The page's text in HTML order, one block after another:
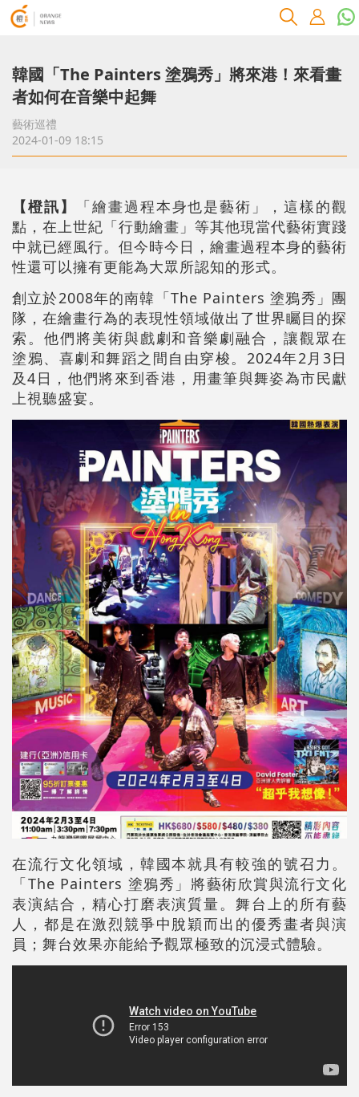
韓國「The Painters 塗鴉秀」將來港！來看畫
者如何在音樂中起舞
藝術巡禮
2024-01-09 18:15
【橙訊】
「繪畫過程本身也是藝術」，這樣的觀
點，在上世紀「行動繪畫」等其他現當代藝術實踐
中就已經風行。但今時今日，繪畫過程本身的藝術
性還可以擁有更能為大眾所認知的形式。
創立於2008年的南韓「The Painters 塗鴉秀」團
隊，在繪畫行為的表現性領域做出了世界矚目的探
索。他們將美術與戲劇和音樂劇融合，讓觀眾在
塗鴉、喜劇和舞蹈之間自由穿梭。2024年2月3日
及4日，他們將來到香港，用畫筆與舞姿為市民獻
上視聽盛宴。
在流行文化領域，韓國本就具有較強的號召力。
「The Painters 塗鴉秀」將藝術欣賞與流行文化
表演結合，精心打磨表演質量。舞台上的所有藝
人，都是在激烈競爭中脫穎而出的優秀畫者與演
員；舞台效果亦能給予觀眾極致的沉浸式體驗。